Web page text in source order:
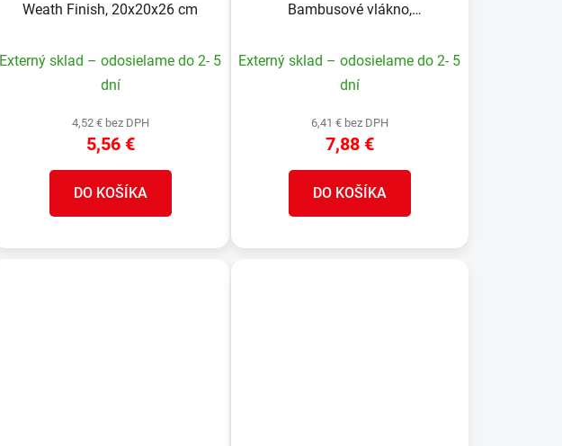
Weath Finish, 20x20x26 cm
Externý sklad – odosielame do 2- 5
dní
4,52 € bez DPH
5,56 €
DO KOŠÍKA
Bambusové vlákno,
Externý sklad – odosielame do 2- 5
dní
6,41 € bez DPH
7,88 €
DO KOŠÍKA